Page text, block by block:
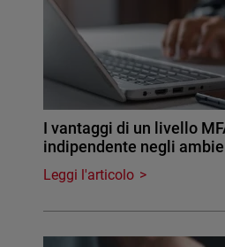
I vantaggi di un livello
indipendente negli
Leggi l'articolo